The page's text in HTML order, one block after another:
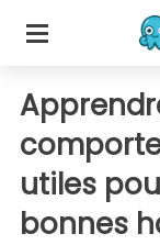
utiles
bonnes